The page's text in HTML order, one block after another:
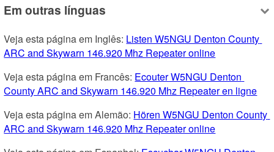
Em outras línguas
Veja esta página em Inglês: Listen W5NGU Denton County
ARC and Skywarn 146.920 Mhz Repeater online
Veja esta página em Francês: Ecouter W5NGU Denton
County ARC and Skywarn 146.920 Mhz Repeater en ligne
Veja esta página em Alemão: Hören W5NGU Denton County
ARC and Skywarn 146.920 Mhz Repeater online